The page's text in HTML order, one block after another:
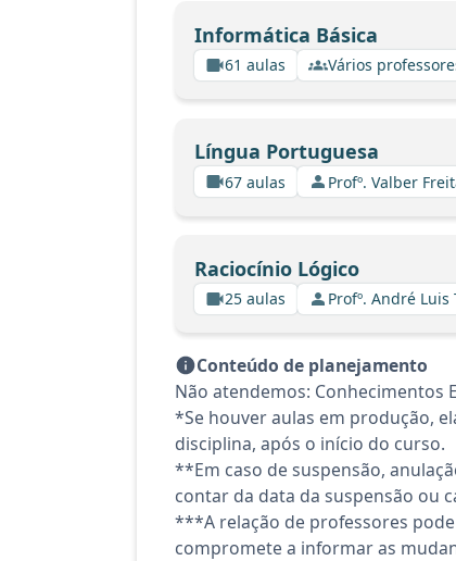
Informática Básica
61 aulas Vários
Língua Portuguesa
67 aulas Profº. Valber
Raciocínio Lógico
25 aulas Profº. André Luis
Conteúdo de planejamento
Não atendemos: Conhecimentos
*Se houver aulas em produção,
disciplina, após o início do curso.
**Em caso de suspensão,
contar da data da suspensão ou
***A relação de professores
compromete a informar as